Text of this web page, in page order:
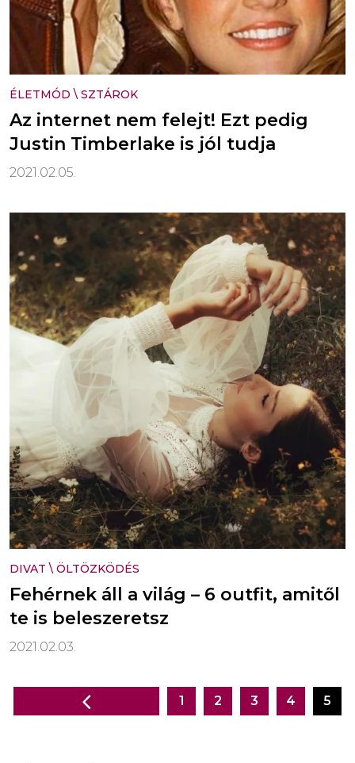
ÉLETMÓD \ SZTÁROK
Az internet nem felejt! Ezt pedig
Justin Timberlake is jól tudja
2021.02.05.
DIVAT \ ÖLTÖZKÖDÉS
Fehérnek áll a világ – 6 outfit, amitől
te is beleszeretsz
2021.02.03.
Bejegyzés
1 2 3 4 5